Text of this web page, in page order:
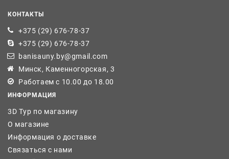
КОНТАКТЫ
+375 (29) 676-78-37
+375 (29) 676-78-37
banisauny.by@gmail.com
Минск, Каменногорская, 3
Работаем с 10.00 до 18.00
ИНФОРМАЦИЯ
3D Тур по магазину
О магазине
Информация о доставке
Связаться с нами